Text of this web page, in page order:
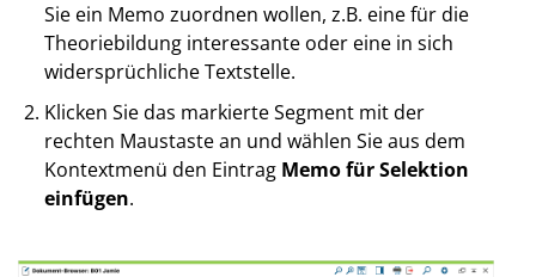
Sie ein Memo zuordnen wollen, z.B. eine für die
Theoriebildung interessante oder eine in sich
widersprüchliche Textstelle.
Klicken Sie das markierte Segment mit der
rechten Maustaste an und wählen Sie aus dem
Kontextmenü den Eintrag Memo für Selektion
einfügen.